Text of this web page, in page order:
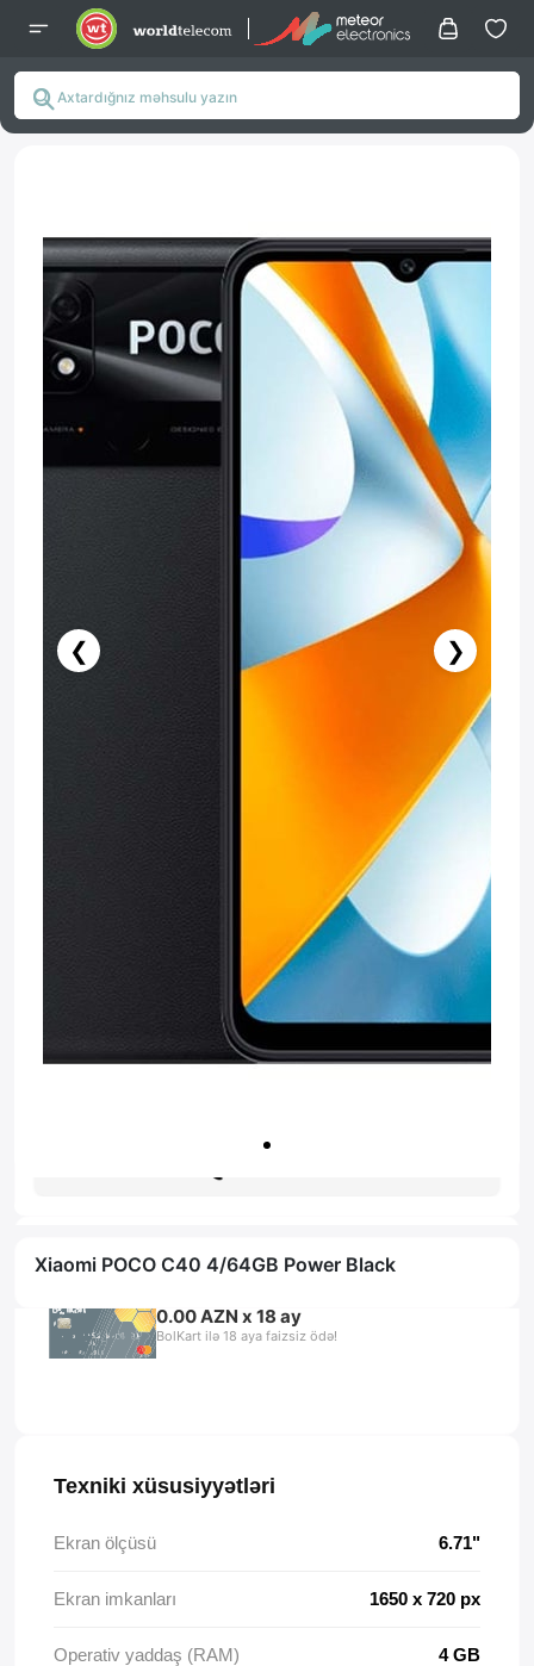
❮ ❯
Xiaomi POCO C40 4/64GB Power Black
Stokda Yoxdur
0.00 AZN x 18 ay
BolKart ilə 18 aya faizsiz ödə!
Texniki xüsusiyyətləri
Ekran ölçüsü 6.71"
Ekran imkanları 1650 x 720 px
Operativ yaddaş (RAM) 4 GB